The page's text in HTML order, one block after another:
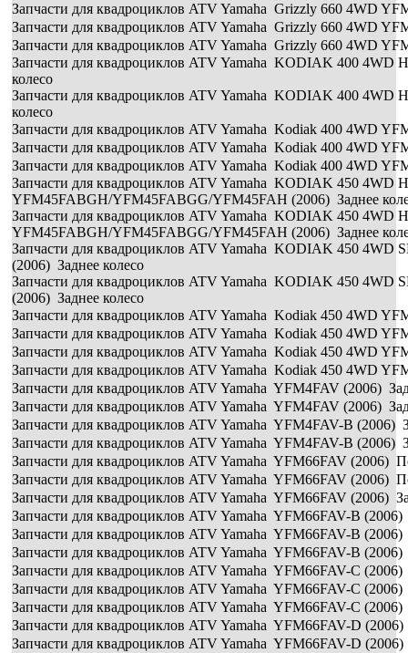
Запчасти для квадроциклов ATV Yamaha Grizzly 660 4WD
Запчасти для квадроциклов ATV Yamaha Grizzly 660 4WD
Запчасти для квадроциклов ATV Yamaha Grizzly 660 4WD
Запчасти для квадроциклов ATV Yamaha KODIAK 400 4WD
колесо
Запчасти для квадроциклов ATV Yamaha KODIAK 400 4WD
колесо
Запчасти для квадроциклов ATV Yamaha Kodiak 400 4WD
Запчасти для квадроциклов ATV Yamaha Kodiak 400 4WD
Запчасти для квадроциклов ATV Yamaha Kodiak 400 4WD
Запчасти для квадроциклов ATV Yamaha KODIAK 450
YFM45FABGH/YFM45FABGG/YFM45FAH (2006) Заднее
Запчасти для квадроциклов ATV Yamaha KODIAK 450
YFM45FABGH/YFM45FABGG/YFM45FAH (2006) Заднее
Запчасти для квадроциклов ATV Yamaha KODIAK 450 4WD
(2006) Заднее колесо
Запчасти для квадроциклов ATV Yamaha KODIAK 450 4WD
(2006) Заднее колесо
Запчасти для квадроциклов ATV Yamaha Kodiak 450 4WD
Запчасти для квадроциклов ATV Yamaha Kodiak 450 4WD
Запчасти для квадроциклов ATV Yamaha Kodiak 450 4WD
Запчасти для квадроциклов ATV Yamaha Kodiak 450 4WD
Запчасти для квадроциклов ATV Yamaha YFM4FAV (2006)
Запчасти для квадроциклов ATV Yamaha YFM4FAV (2006)
Запчасти для квадроциклов ATV Yamaha YFM4FAV-B (2006)
Запчасти для квадроциклов ATV Yamaha YFM4FAV-B (2006)
Запчасти для квадроциклов ATV Yamaha YFM66FAV (2006)
Запчасти для квадроциклов ATV Yamaha YFM66FAV (2006)
Запчасти для квадроциклов ATV Yamaha YFM66FAV (2006)
Запчасти для квадроциклов ATV Yamaha YFM66FAV-B (2006)
Запчасти для квадроциклов ATV Yamaha YFM66FAV-B (2006)
Запчасти для квадроциклов ATV Yamaha YFM66FAV-B (2006)
Запчасти для квадроциклов ATV Yamaha YFM66FAV-C (2006)
Запчасти для квадроциклов ATV Yamaha YFM66FAV-C (2006)
Запчасти для квадроциклов ATV Yamaha YFM66FAV-C (2006)
Запчасти для квадроциклов ATV Yamaha YFM66FAV-D (2006)
Запчасти для квадроциклов ATV Yamaha YFM66FAV-D (2006)